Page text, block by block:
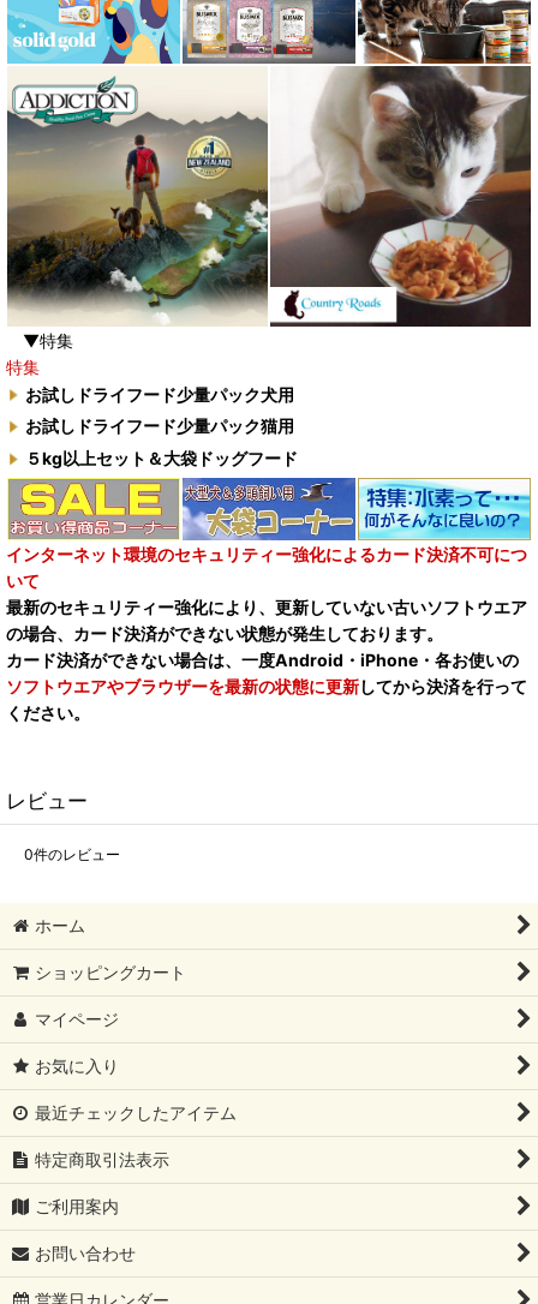
▼特集
特集
お試しドライフード少量パック犬用
お試しドライフード少量パック猫用
５kg以上セット＆大袋ドッグフード
インターネット環境のセキュリティー強化によるカード決済不可につ
いて
最新のセキュリティー強化により、更新していない古いソフトウエア
の場合、カード決済ができない状態が発生しております。
カード決済ができない場合は、一度Android・iPhone・各お使いの
ソフトウエアやブラウザーを最新の状態に更新してから決済を行って
ください。
レビュー
0件のレビュー
ホーム
ショッピングカート
マイページ
お気に入り
最近チェックしたアイテム
特定商取引法表示
ご利用案内
お問い合わせ
営業日カレンダー